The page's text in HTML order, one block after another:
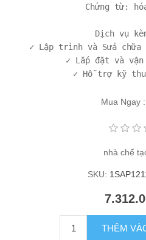
Chứng từ:
Dịch vụ
✓ Lập trình và Sửa chữa
✓ Lắp đặt và
Mua Ngay :
nhà chế
SKU:
THÊM